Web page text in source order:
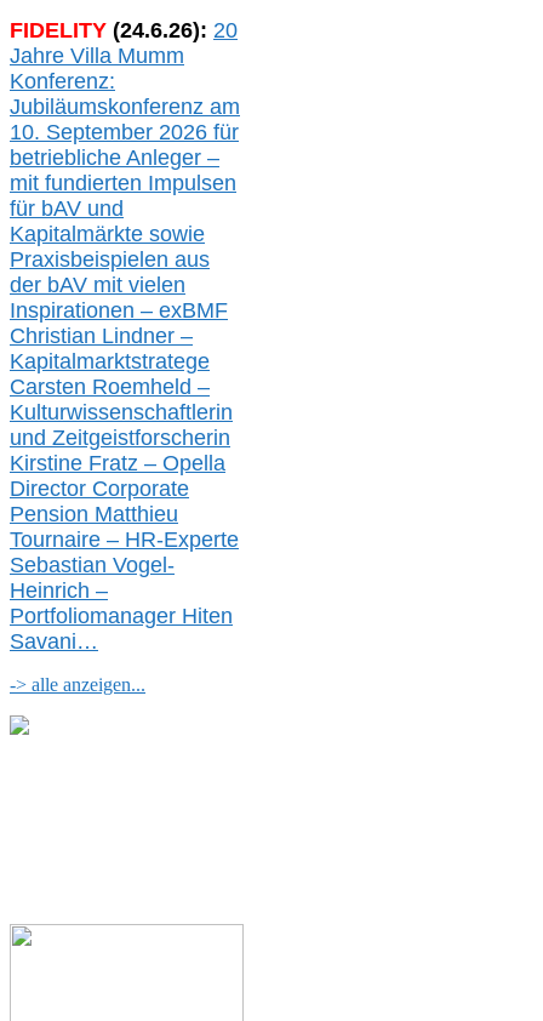
FIDELITY (24.6.26): 20
Jahre Villa Mumm
Konferenz:
Jubiläumskonferenz am
10. September 2026 für
betriebliche Anleger –
mit fundierten Impulsen
für bAV und
Kapitalmärkte sowie
Praxisbeispielen aus
der bAV mit vielen
Inspirationen – exBMF
Christian Lindner –
Kapitalmarktstratege
Carsten Roemheld –
Kulturwissenschaftlerin
und Zeitgeistforscherin
Kirstine Fratz – Opella
Director Corporate
Pension Matthieu
Tournaire – HR-Experte
Sebastian Vogel-
Heinrich –
Portfoliomanager Hiten
Savani…
-> alle anzeigen...